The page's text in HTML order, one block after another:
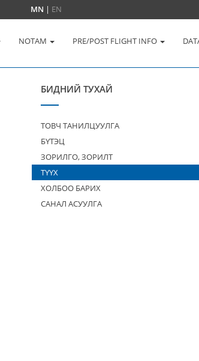
MN | EN
NOTAM PRE/POST FLIGHT INFO
БИДНИЙ ТУХАЙ
ТОВЧ ТАНИЛЦУУЛГА
БҮТЭЦ
ЗОРИЛГО, ЗОРИЛТ
ТҮҮХ
ХОЛБОО БАРИХ
САНАЛ АСУУЛГА